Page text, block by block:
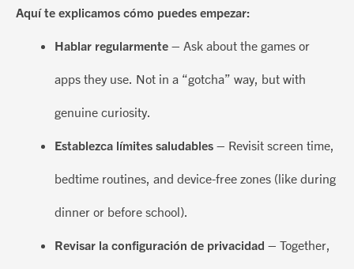
Aquí te explicamos cómo puedes empezar:
Hablar regularmente – Ask about the games or
apps they use. Not in a “gotcha” way, but with
genuine curiosity.
Establezca límites saludables – Revisit screen time,
bedtime routines, and device-free zones (like during
dinner or before school).
Revisar la configuración de privacidad – Together,